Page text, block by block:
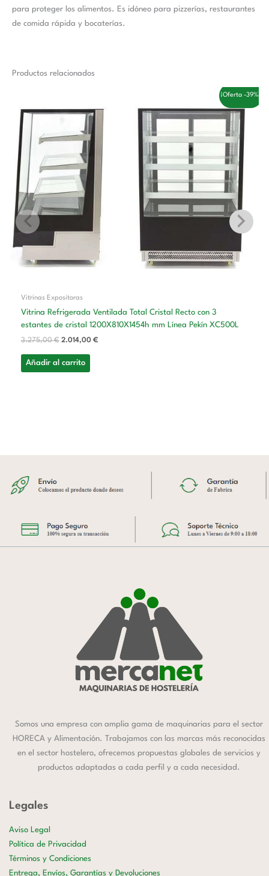
para proteger los alimentos. Es idóneo para pizzerías, restaurantes
de comida rápida y bocaterías.
Productos relacionados
¡Oferta -39%!
Vitrinas Expositoras
Vitrina Refrigerada Ventilada Total Cristal Recto con 3
estantes de cristal 1200X810X1454h mm Línea Pekín XC500L
3.275,00€
original
3.275,00 €.
2.014,00 €
actual
Añadir al carrito
Somos una empresa con amplia gama de maquinarias para el sector
HORECA y Alimentación. Trabajamos con las marcas más reconocidas
en el sector hostelero, ofrecemos propuestas globales de servicios y
productos adaptadas a cada perfil y a cada necesidad.
Legales
Aviso Legal
Política de Privacidad
Términos y Condiciones
Entrega, Envíos, Garantías y Devoluciones